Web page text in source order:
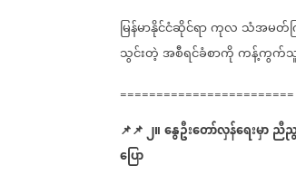
မြန်မာနိုင်ငံဆိုင်ရာကုလ သံအမတ်က
သွင်းတဲ့အစီရင်ခံစာကိုကန့်ကွက်
========================
📌📌၂။နွေဦးတော်လှန်ရေးမှာညီ
ပြော